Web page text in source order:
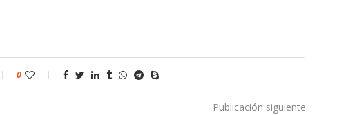
0
Publicación siguiente